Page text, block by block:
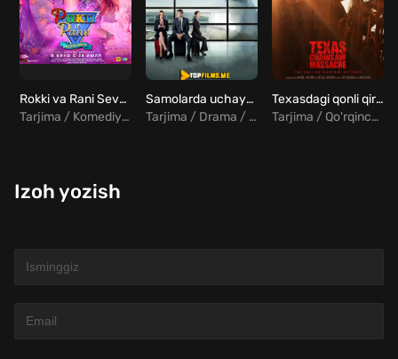
Rokki va Rani Sevgi hikoyasi Uzbek tilida
Tarjima / Komediya / Melodrama / Hind
Samolarda uchaymi / Samolarda uchsaydim Uzbek tilida
Tarjima / Drama / Komediya / Melodrama
Texasdagi qonli qirg'in Uzbek tilida
Tarjima / Qo'rqinchili
Izoh yozish